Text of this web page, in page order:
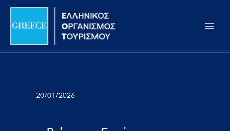
Σημείωση:
ιστότοπος
προσβασιμότητας.
Μετάβαση
περιεχόμενο
20/01/2026